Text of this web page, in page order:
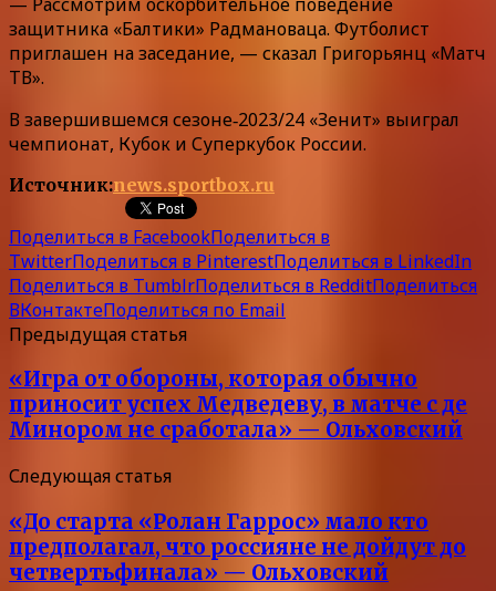
защитника «Балтики» Радмановаца. Футболист
приглашен на заседание, — сказал Григорьянц «Матч
ТВ».
В завершившемся сезоне‑2023/24 «Зенит» выиграл
чемпионат, Кубок и Суперкубок России.
Источник:news.sportbox.ru
Поделиться в FacebookПоделиться в
TwitterПоделиться в PinterestПоделиться в LinkedIn
Поделиться в TumblrПоделиться в RedditПоделиться
ВКонтактеПоделиться по Email
Предыдущая статья
«Игра от обороны, которая обычно
приносит успех Медведеву, в матче с де
Минором не сработала» — Ольховский
Следующая статья
«До старта «Ролан Гаррос» мало кто
предполагал, что россияне не дойдут до
четвертьфинала» — Ольховский